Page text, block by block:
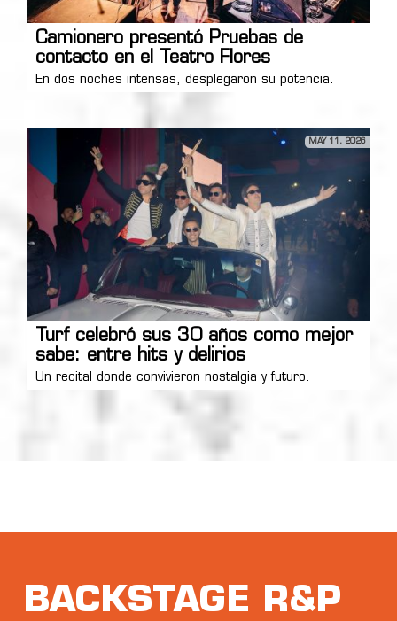
Camionero presentó Pruebas de
contacto en el Teatro Flores
En dos noches intensas, desplegaron su potencia.
MAY 11, 2026
Turf celebró sus 30 años como mejor
sabe: entre hits y delirios
Un recital donde convivieron nostalgia y futuro.
BACKSTAGE R&P